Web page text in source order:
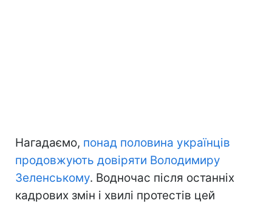
Нагадаємо, понад половина українців
продовжують довіряти Володимиру
Зеленському. Водночас після останніх
кадрових змін і хвилі протестів цей